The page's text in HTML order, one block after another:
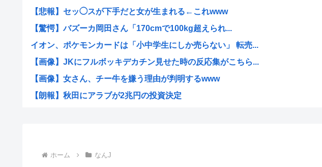
【悲報】セッ◯スが下手だと女が生まれる←これwww
【驚愕】バズーカ岡田さん「170cmで100kg超えられ...
イオン、ポケモンカードは「小中学生にしか売らない」 転売...
【画像】JKにフルボッキデカチン見せた時の反応集がこちら...
【画像】女さん、チー牛を嫌う理由が判明するwww
【朗報】秋田にアラブが2兆円の投資決定
ホーム なんJ